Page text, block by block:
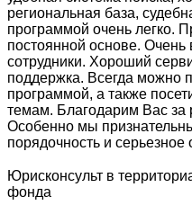
региональная база,
программой очень легко.
постоянной основе.
сотрудники. Хороший
поддержка. Всегда можно
программой, а также
темам. Благодарим Вас за
Особенно мы
порядочность и
Юрисконсульт в
фонда